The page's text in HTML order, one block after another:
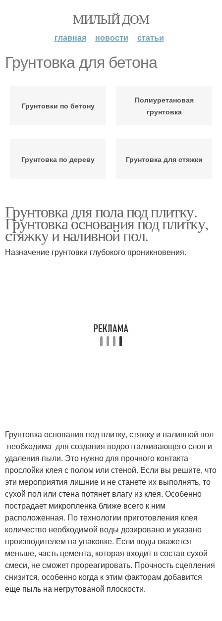
МИЛЫЙ ДОМ
главная новости статьи
Грунтовка для бетона
Грунтовки по бетону
Полиуретановая
грунтовка
Грунтовка по дереву Грунтовка для стяжки
Грунтовка для пола под плитку.
Грунтовка основания под плитку,
стяжку и наливной пол.
Назначение грунтовки глубокого проникновения.
Грунтовка основания под плитку, стяжку и наливной пол
необходима для создания водоотталкивающего слоя и
удаления пыли. Это нужно для прочного контакта
прослойки клея с полом или стеной. Если вы решите, что
эти мероприятия лишние и не станете их выполнять, то
сухой пол или стена потянет влагу из клея. Особенно
пострадает микропленка ближе всего к ним
расположенная. По технологии приготовления клея
количество необходимой воды дозировано и указано
производителем на упаковке. Если воды окажется
меньше, часть цемента, которая входит в состав сухой
смеси, не сможет прореагировать. Прочность сцепления
снизится, особенно когда к этим факторам добавится
еще пыль на негрутованой плоскости.